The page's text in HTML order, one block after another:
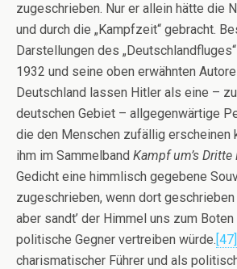
zugeschrieben. Nur er allein hätte die
und durch die „Kampfzeit“ gebracht.
Darstellungen des
1932 und seine oben erwähnten
Deutschland lassen Hitler als eine –
deutschen Gebiet – allgegenwärtige
die den Menschen zufällig erscheinen
ihm im Sammelband Kampf um’s Dritte
Gedicht eine himmlisch gegebene
zugeschrieben, wenn dort geschrieben
aber sandt’ der Himmel uns zum Boten
politische Gegner vertreiben würde. [47]
charismatischer Führer und als